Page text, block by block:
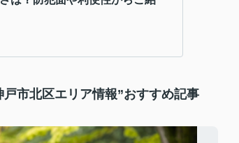
戸市北区エリア情報”おすすめ記事